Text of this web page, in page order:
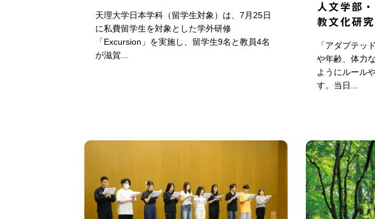
天理大学日本学科（留学生対象）は、7月25日
に私費留学生を対象とした学外研修
「Excursion」を実施し、留学生9名と教員4名
が滋賀...
人文学部
教文化研
「アダプテッ
や年齢、体力
ようにルール
す。当日...